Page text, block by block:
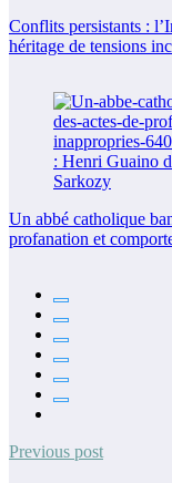
Conflits persistants :
héritage de tensions
Un abbé catholique
profanation et
Previous post